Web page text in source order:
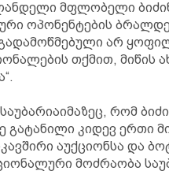
მფლობელი
ოპონენტების
არ
თქმით,
რომ
გატანილი კიდევ ერთი
აუქციონსა და
მოძრაობა